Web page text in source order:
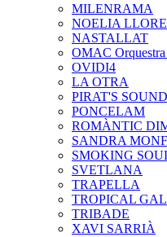
MILENRAMA
NOELIA
NASTALLAT
OMAC
OVIDI4
LA OTRA
PIRAT'S
PONCELAM
ROMÀNTIC
SANDRA
SMOKING
SVETLANA
TRAPELLA
TROPICAL
TRIBADE
XAVI SARRIÀ